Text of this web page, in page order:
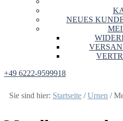
NEUES
+49 6222-9599918
Sie sind hier: Startseite / Urnen /